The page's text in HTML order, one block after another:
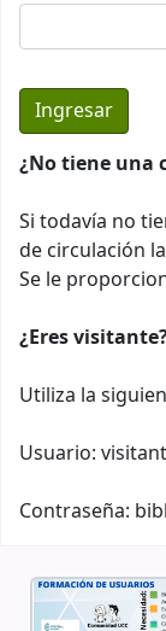
¿No tiene una
Si todavía no
de circulación
Se le
¿Eres
Utiliza la
Usuario:
Contraseña: